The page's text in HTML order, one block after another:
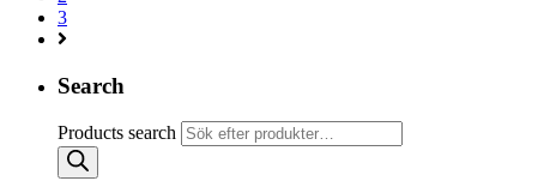
3
Search
Products search